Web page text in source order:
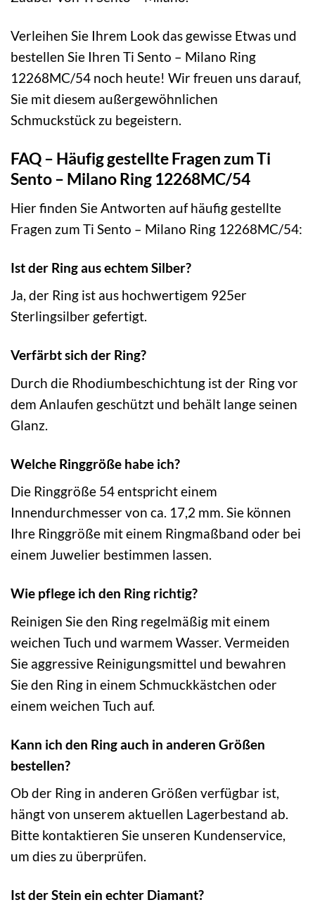
Verleihen Sie Ihrem Look das gewisse Etwas und
bestellen Sie Ihren Ti Sento – Milano Ring
12268MC/54 noch heute! Wir freuen uns darauf,
Sie mit diesem außergewöhnlichen
Schmuckstück zu begeistern.
FAQ – Häufig gestellte Fragen zum Ti
Sento – Milano Ring 12268MC/54
Hier finden Sie Antworten auf häufig gestellte
Fragen zum Ti Sento – Milano Ring 12268MC/54:
Ist der Ring aus echtem Silber?
Ja, der Ring ist aus hochwertigem 925er
Sterlingsilber gefertigt.
Verfärbt sich der Ring?
Durch die Rhodiumbeschichtung ist der Ring vor
dem Anlaufen geschützt und behält lange seinen
Glanz.
Welche Ringgröße habe ich?
Die Ringgröße 54 entspricht einem
Innendurchmesser von ca. 17,2 mm. Sie können
Ihre Ringgröße mit einem Ringmaßband oder bei
einem Juwelier bestimmen lassen.
Wie pflege ich den Ring richtig?
Reinigen Sie den Ring regelmäßig mit einem
weichen Tuch und warmem Wasser. Vermeiden
Sie aggressive Reinigungsmittel und bewahren
Sie den Ring in einem Schmuckkästchen oder
einem weichen Tuch auf.
Kann ich den Ring auch in anderen Größen
bestellen?
Ob der Ring in anderen Größen verfügbar ist,
hängt von unserem aktuellen Lagerbestand ab.
Bitte kontaktieren Sie unseren Kundenservice,
um dies zu überprüfen.
Ist der Stein ein echter Diamant?